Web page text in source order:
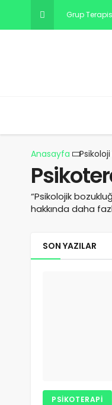
Grup
Anasayfa Psikoloji
“Psikolojik
hakkında daha
SON YAZILAR
PSIKOTERAPI